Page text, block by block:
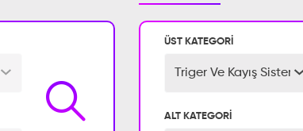
ÜST KATEGORİ
Triger Ve Kayış Sistemi
ALT KATEGORİ